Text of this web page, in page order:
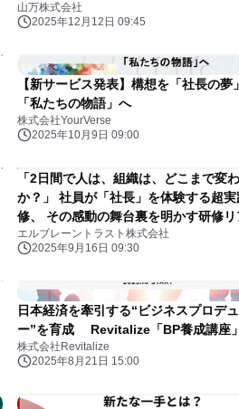
山万株式会社
2025年12月12日 09:45
【新サービス発表】構想を「社長の夢
「私たちの物語」へ
株式会社YourVerse
2025年10月9日 09:00
「2日間で人は、組織は、どこまで変
か？」 社員が「社長」を体験する超
修、 その感動の舞台裏を明かす研修リ
ィ小説刊行！
エルブレーントラスト株式会社
2025年9月16日 09:30
日本経済を牽引する“ビジネスプロデ
ー”を育成 Revitalize「BP養成講座
株式会社Revitalize
2025年8月21日 15:00